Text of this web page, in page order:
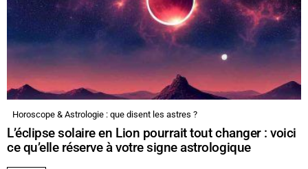
Horoscope & Astrologie : que disent les astres ?
L’éclipse solaire en Lion pourrait tout changer : voici
ce qu’elle réserve à votre signe astrologique